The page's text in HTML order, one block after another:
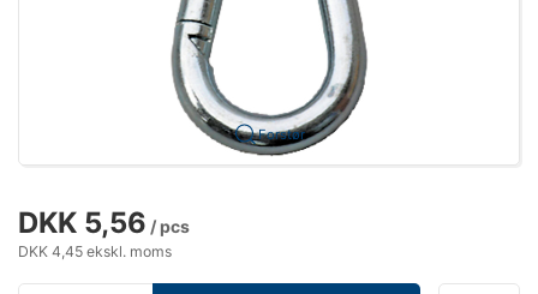
Forstør
DKK 5,56 / pcs
DKK 4,45 ekskl. moms